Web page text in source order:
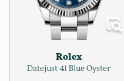
Rolex
Datejust 41 Blue Oyster